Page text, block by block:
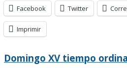
Facebook Twitter
Imprimir
Domingo XV tiempo